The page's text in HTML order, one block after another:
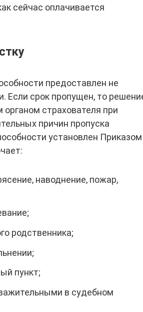
сейчас оплачивается
предоставлен не
Если срок пропущен, то
страхователя при
причин пропуска
установлен Приказом
наводнение, пожар,
родственника;
пункт;
в судебном